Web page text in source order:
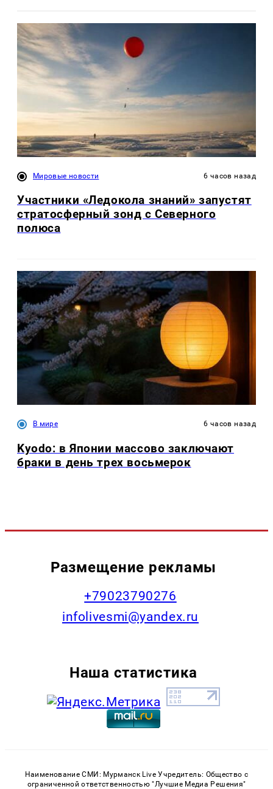
Мировые новости 6 часов назад
Участники «Ледокола знаний» запустят
стратосферный зонд с Северного
полюса
В мире 6 часов назад
Kyodo: в Японии массово заключают
браки в день трех восьмерок
Размещение рекламы
+79023790276
infolivesmi@yandex.ru
Наша статистика
Наименование СМИ: Мурманск Live Учредитель: Общество с
ограниченной ответственностью "Лучшие Медиа Решения"